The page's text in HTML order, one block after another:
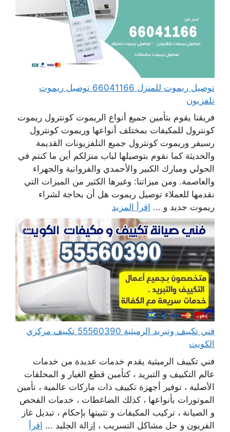
توصيل ريموت للمنزل 66041166 توصيل ريموت
تلفزيون
فريقنا يقوم بتأمين جميع أنواع الريموت كونترول ريموت
كونترول للمكيفات بمختلف أنواعها وريموت كونترول
رسيفر وريموت كونترول جميع التلفزيونات القديمة
والحديثة كما نقوم بتوصيلها لباب منزلكم أين ما كنتم في
الحولي ومبارك الكبير والأحمدي والفروانية والجهراء
والعاصمة. ومن ميزاتنا: وغيرها الكثير من الميزات التي
نقدمها للعملاء توصيل ريموت هل أن بحاجة لشراء
ريموت جديد و ... اقرأ المزيد
فني تكييف وتبريد الرميثية 55560390 تكييف مركزي
الكويت
فني تكييف الرميثية يقدم خدمات عديدة من خدمات
عالم التكييف و التبريد ، كتأمين قطع الغيار و المحلقات
الأصلية ، توفير أجهزة تكييف ذات ماركات عالمية ، تأمين
الموتورات بأنواعها ، كذلك الضاغطات ، خدمات الفحص
و الصيانة ، تركيب المكيفات و تثبيتها بإحكام ، تبديل غاز
الفريون و حل مشاكل التسريب ، إزالة الجليد ... اقرأ